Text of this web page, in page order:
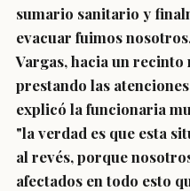
sumario sanitario y
evacuar fuimos
Vargas, hacia un
prestando las
explicó la funcionaria
"la verdad es que esta
al revés, porque
afectados en todo esto